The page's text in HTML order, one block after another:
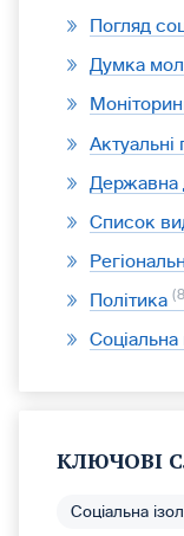
Погляд
Думка
Державна
Список
Політика
Соціальна
КЛЮЧОВІ
Соціальна